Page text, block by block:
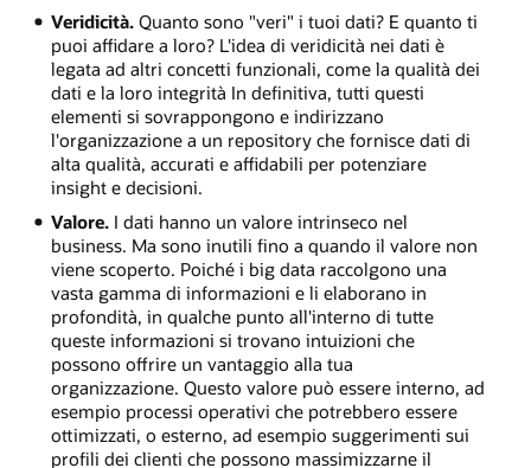
Veridicità.Quanto sono "veri" i tuoi dati? E quanto ti
puoi affidare a loro? L'idea di veridicità nei dati è
legata ad altri concetti funzionali, come la qualità dei
dati e la loro integrità In definitiva, tutti questi
elementi si sovrappongono e indirizzano
l'organizzazione a un repository che fornisce dati di
alta qualità, accurati e affidabili per potenziare
insight e decisioni.
Valore.I dati hanno un valore intrinseco nel
business. Ma sono inutili fino a quando il valore non
viene scoperto. Poiché i big data raccolgono una
vasta gamma di informazioni e li elaborano in
profondità, in qualche punto all'interno di tutte
queste informazioni si trovano intuizioni che
possono offrire un vantaggio alla tua
organizzazione. Questo valore può essere interno, ad
esempio processi operativi che potrebbero essere
ottimizzati, o esterno, ad esempio suggerimenti sui
profili dei clienti che possono massimizzarne il